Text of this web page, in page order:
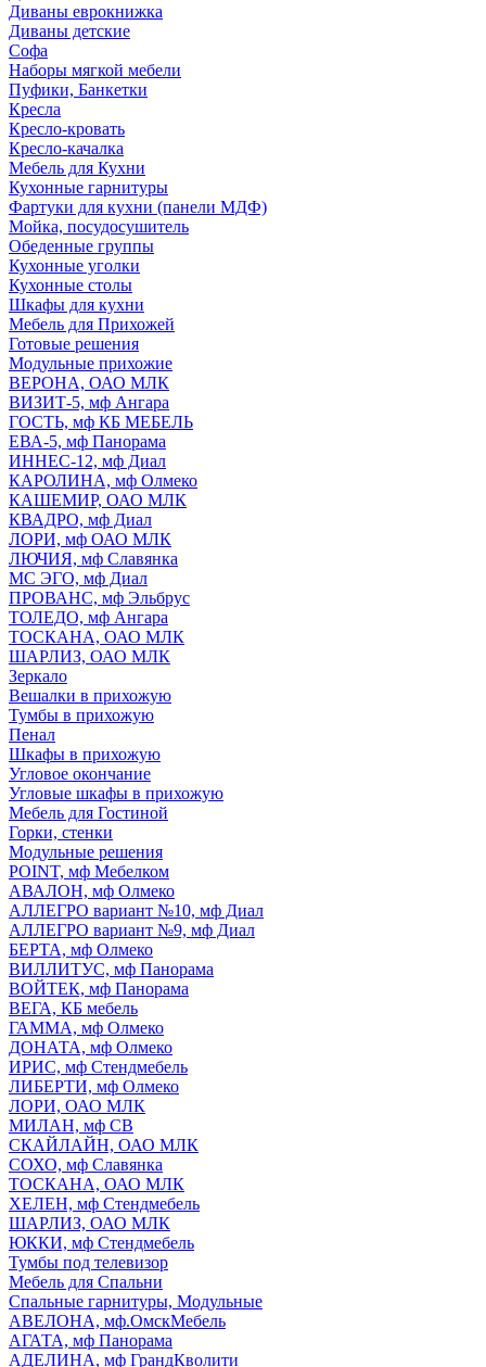
Диваны еврокнижка
Диваны детские
Софа
Наборы мягкой мебели
Пуфики, Банкетки
Кресла
Кресло-кровать
Кресло-качалка
Мебель для Кухни
Кухонные гарнитуры
Фартуки для кухни (панели МДФ)
Мойка, посудосушитель
Обеденные группы
Кухонные уголки
Кухонные столы
Шкафы для кухни
Мебель для Прихожей
Готовые решения
Модульные прихожие
ВЕРОНА, ОАО МЛК
ВИЗИТ-5, мф Ангара
ГОСТЬ, мф КБ МЕБЕЛЬ
ЕВА-5, мф Панорама
ИННЕС-12, мф Диал
КАРОЛИНА, мф Олмеко
КАШЕМИР, ОАО МЛК
КВАДРО, мф Диал
ЛОРИ, мф ОАО МЛК
ЛЮЧИЯ, мф Славянка
МС ЭГО, мф Диал
ПРОВАНС, мф Эльбрус
ТОЛЕДО, мф Ангара
ТОСКАНА, ОАО МЛК
ШАРЛИЗ, ОАО МЛК
Зеркало
Вешалки в прихожую
Тумбы в прихожую
Пенал
Шкафы в прихожую
Угловое окончание
Угловые шкафы в прихожую
Мебель для Гостиной
Горки, стенки
Модульные решения
POINT, мф Мебелком
АВАЛОН, мф Олмеко
АЛЛЕГРО вариант №10, мф Диал
АЛЛЕГРО вариант №9, мф Диал
БЕРТА, мф Олмеко
ВИЛЛИТУС, мф Панорама
ВОЙТЕК, мф Панорама
ВЕГА, КБ мебель
ГАММА, мф Олмеко
ДОНАТА, мф Олмеко
ИРИС, мф Стендмебель
ЛИБЕРТИ, мф Олмеко
ЛОРИ, ОАО МЛК
МИЛАН, мф СВ
СКАЙЛАЙН, ОАО МЛК
СОХО, мф Славянка
ТОСКАНА, ОАО МЛК
ХЕЛЕН, мф Стендмебель
ШАРЛИЗ, ОАО МЛК
ЮККИ, мф Стендмебель
Тумбы под телевизор
Мебель для Спальни
Спальные гарнитуры, Модульные
АВЕЛОНА, мф.ОмскМебель
АГАТА, мф Панорама
АДЕЛИНА, мф ГрандКволити